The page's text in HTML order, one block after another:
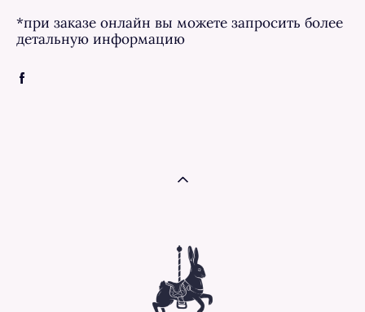
*при заказе онлайн вы можете запросить более
детальную информацию